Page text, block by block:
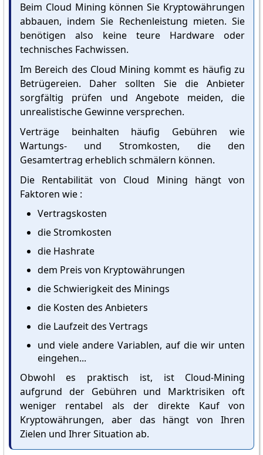
Beim Cloud Mining können Sie Kryptowährungen
abbauen, indem Sie Rechenleistung mieten. Sie
benötigen also keine teure Hardware oder
technisches Fachwissen.
Im Bereich des Cloud Mining kommt es häufig zu
Betrügereien. Daher sollten Sie die Anbieter
sorgfältig prüfen und Angebote meiden, die
unrealistische Gewinne versprechen.
Verträge beinhalten häufig Gebühren wie
Wartungs- und Stromkosten, die den
Gesamtertrag erheblich schmälern können.
Die Rentabilität von Cloud Mining hängt von
Faktoren wie :
Vertragskosten
die Stromkosten
die Hashrate
dem Preis von Kryptowährungen
die Schwierigkeit des Minings
die Kosten des Anbieters
die Laufzeit des Vertrags
und viele andere Variablen, auf die wir unten
eingehen...
Obwohl es praktisch ist, ist Cloud-Mining
aufgrund der Gebühren und Marktrisiken oft
weniger rentabel als der direkte Kauf von
Kryptowährungen, aber das hängt von Ihren
Zielen und Ihrer Situation ab.